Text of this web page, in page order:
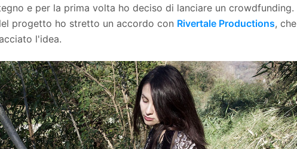
e per la prima volta ho deciso di lanciare un crowdfunding.
progetto ho stretto un accordo con Rivertale Productions, che
l'idea.